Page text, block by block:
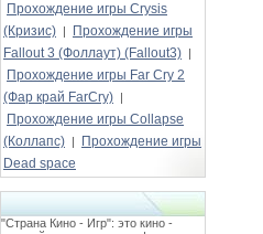
Прохождение игры Crysis
(Кризис) |
Прохождение игры
Fallout 3 (Фоллаут) (Fallout3) |
Прохождение игры Far Cry 2
(Фар край FarCry) |
Прохождение игры Collapse
(Коллапс) |
Прохождение игры
Dead space
"Страна Кино - Игр": это кино -